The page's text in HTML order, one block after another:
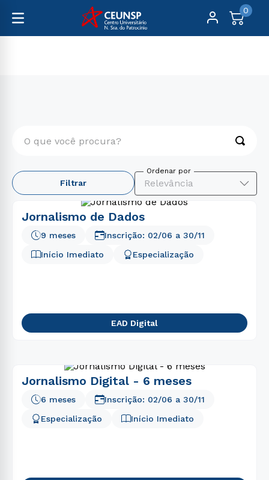
0
Filtrar Relevância
Jornalismo de Dados
9 meses
Início Imediato
Especialização
Inscrição: 02/06 a 30/11
EAD Digital
Jornalismo Digital - 6 meses
Especialização Início Imediato
6 meses Inscrição: 02/06 a 30/11
TERMOS MAIS BUSCADOS
engenharia
2º
psicologia
4
enfermagem
7º
odontologia
8º
direito
º